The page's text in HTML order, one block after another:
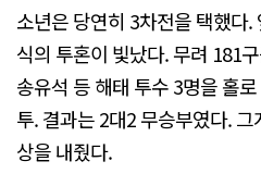
소년은 당연히 3차전을 택했다
식의 투혼이 빛났다. 무려 181
송유석 등 해태 투수 3명을 홀
투. 결과는 2대2 무승부였다.
상을 내줬다.